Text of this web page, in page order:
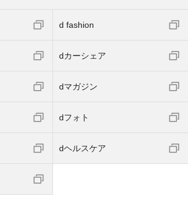
d fashion
dカーシェア
dマガジン
dフォト
dヘルスケア